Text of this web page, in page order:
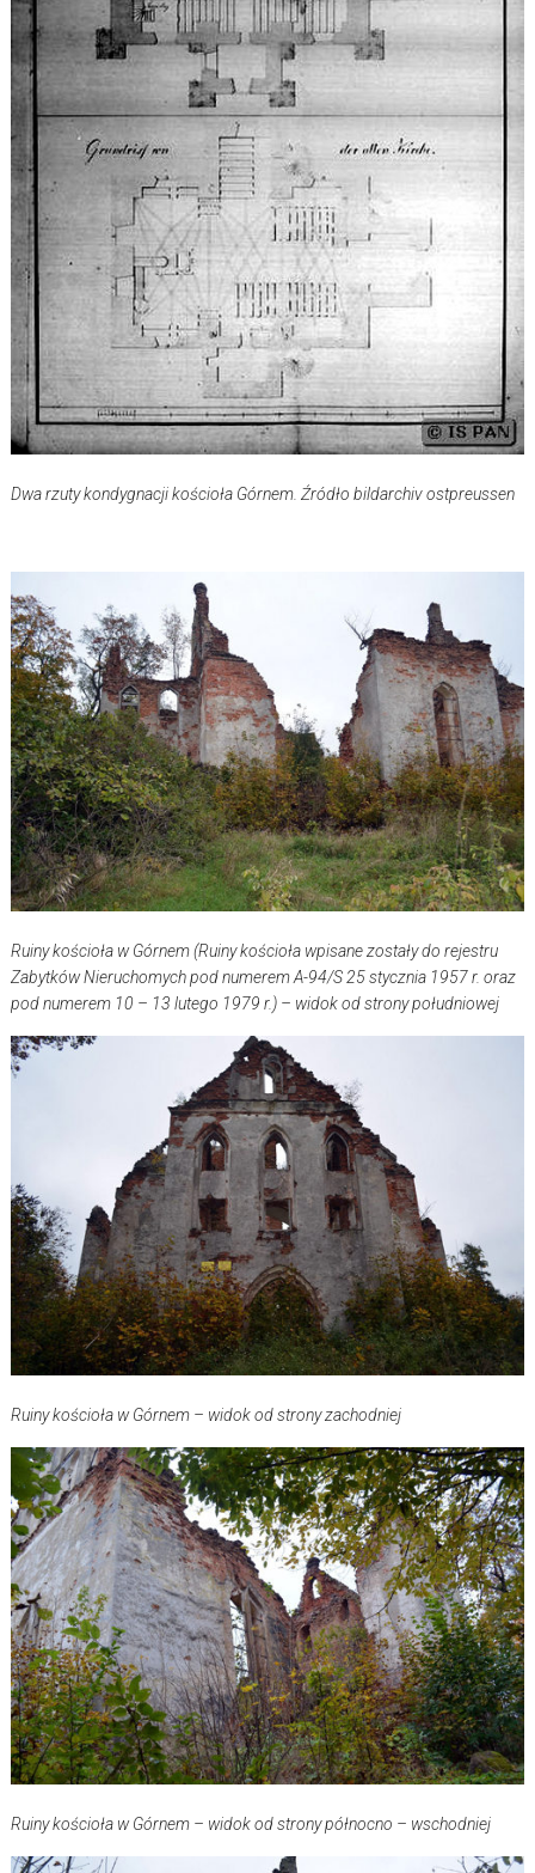
Dwa rzuty kondygnacji kościoła Górnem. Źródło bildarchiv ostpreussen
Ruiny kościoła w Górnem (Ruiny kościoła wpisane zostały do rejestru
Zabytków Nieruchomych pod numerem A-94/S 25 stycznia 1957 r. oraz
pod numerem 10 – 13 lutego 1979 r.) – widok od strony południowej
Ruiny kościoła w Górnem – widok od strony zachodniej
Ruiny kościoła w Górnem – widok od strony północno – wschodniej